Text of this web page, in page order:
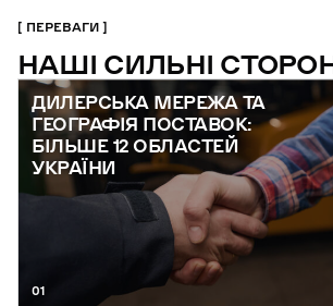
ПЕРЕВАГИ
НАШІ СИЛЬНІ
ДИЛЕРСЬКА МЕРЕЖА ТА
ГЕОГРАФІЯ ПОСТАВОК:
БІЛЬШЕ 12 ОБЛАСТЕЙ
УКРАЇНИ
01